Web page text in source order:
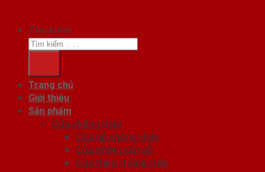
Tìm kiếm:
Trang chủ
Giới thiệu
Sản phẩm
Cửa chống cháy
Cửa gỗ chống cháy
Cửa nhôm vân gỗ
Cửa thép chống cháy